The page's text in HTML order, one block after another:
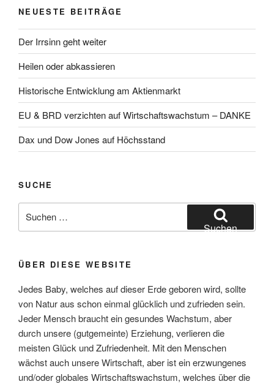
NEUESTE BEITRÄGE
Der Irrsinn geht weiter
Heilen oder abkassieren
Historische Entwicklung am Aktienmarkt
EU & BRD verzichten auf Wirtschaftswachstum – DANKE
Dax und Dow Jones auf Höchsstand
SUCHE
nach:
Suchen
ÜBER DIESE WEBSITE
Jedes Baby, welches auf dieser Erde geboren wird, sollte
von Natur aus schon einmal glücklich und zufrieden sein.
Jeder Mensch braucht ein gesundes Wachstum, aber
durch unsere (gutgemeinte) Erziehung, verlieren die
meisten Glück und Zufriedenheit. Mit den Menschen
wächst auch unsere Wirtschaft, aber ist ein erzwungenes
und/oder globales Wirtschaftswachstum, welches über die